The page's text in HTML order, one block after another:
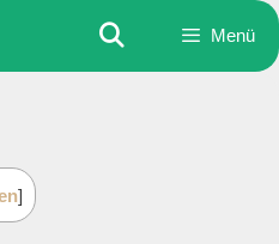
Menü
]